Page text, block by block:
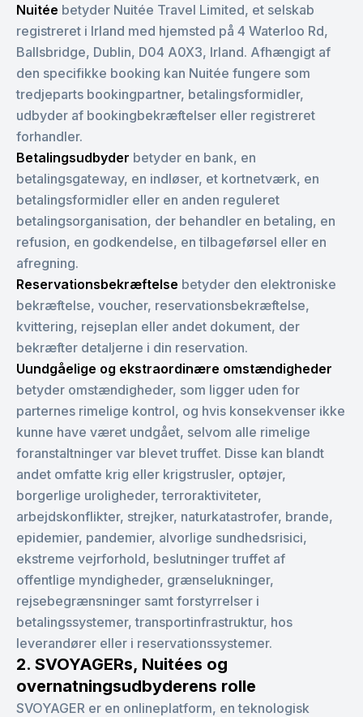
Nuitée betyder Nuitée Travel Limited, et selskab
registreret i Irland med hjemsted på 4 Waterloo Rd,
Ballsbridge, Dublin, D04 A0X3, Irland. Afhængigt af
den specifikke booking kan Nuitée fungere som
tredjeparts bookingpartner, betalingsformidler,
udbyder af bookingbekræftelser eller registreret
forhandler.
Betalingsudbyder betyder en bank, en
betalingsgateway, en indløser, et kortnetværk, en
betalingsformidler eller en anden reguleret
betalingsorganisation, der behandler en betaling, en
refusion, en godkendelse, en tilbageførsel eller en
afregning.
Reservationsbekræftelse betyder den elektroniske
bekræftelse, voucher, reservationsbekræftelse,
kvittering, rejseplan eller andet dokument, der
bekræfter detaljerne i din reservation.
Uundgåelige og ekstraordinære omstændigheder
betyder omstændigheder, som ligger uden for
parternes rimelige kontrol, og hvis konsekvenser ikke
kunne have været undgået, selvom alle rimelige
foranstaltninger var blevet truffet. Disse kan blandt
andet omfatte krig eller krigstrusler, optøjer,
borgerlige uroligheder, terroraktiviteter,
arbejdskonflikter, strejker, naturkatastrofer, brande,
epidemier, pandemier, alvorlige sundhedsrisici,
ekstreme vejrforhold, beslutninger truffet af
offentlige myndigheder, grænselukninger,
rejsebegrænsninger samt forstyrrelser i
betalingssystemer, transportinfrastruktur, hos
leverandører eller i reservationssystemer.
2. SVOYAGERs, Nuitées og
overnatningsudbyderens rolle
SVOYAGER er en onlineplatform, en teknologisk